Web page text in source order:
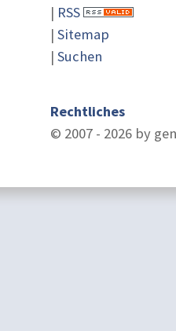
| RSS
| Sitemap
| Suchen
Rechtliches
© 2007 - 2026 by